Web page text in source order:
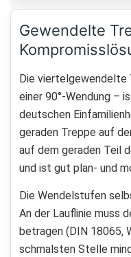
Gewendelte
Die viertelgewendelte
einer 90°-Wendung –
deutschen
geraden Treppe auf
auf dem geraden Teil
und ist gut plan- und
Die Wendelstufen
An der Lauflinie muss
betragen (DIN 18065,
schmalsten Stelle